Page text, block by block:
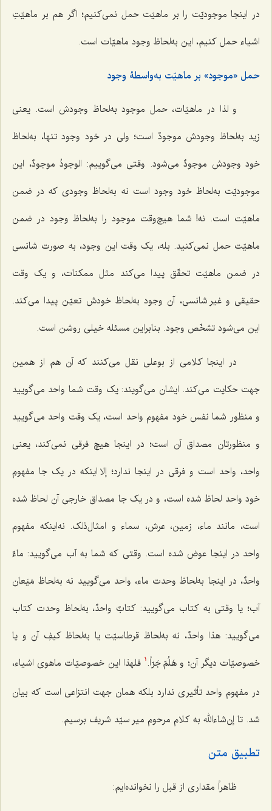
در اینجا موجودیّت را بر ماهیّت حمل نمی‌کنیم؛ اگر هم بر ماهیّتِ
اشیاء حمل کنیم، این به‌لحاظ وجود ماهیّات است.
حمل «موجود» بر ماهیّت به‌واسطۀ وجود
و لذا در ماهیّات، حمل موجود به‌لحاظ وجودش است. یعنی
زید به‌لحاظ وجودش موجودٌ است؛ ولی در خود وجود تنها، به‌لحاظ
خود وجودش موجودٌ می‌شود. وقتی می‌گوییم: الوجودُ موجودٌ، این
موجودیّت به‌لحاظ خود وجود است نه به‌لحاظ وجودی که در ضمن
ماهیّت است. نه! شما هیچ‌وقت موجود را به‌لحاظ وجود در ضمن
ماهیّت حمل نمی‌کنید. بله، یک وقت این وجود، به صورت شانسی
در ضمن ماهیّت تحقّق پیدا می‌کند مثل ممکنات، و یک وقت
حقیقی و غیر شانسی، آن وجود به‌لحاظ خودش تعیّن پیدا می‌کند.
این می‌شود تشخّص وجود. بنابراین مسئله خیلی روشن است.
در اینجا کلامی از بوعلی نقل می‌کنند که آن هم از همین
جهت حکایت می‌کند. ایشان می‌گویند: یک وقت شما واحد می‌گویید
و منظور شما نفس خود مفهوم واحد است، یک وقت واحد می‌گویید
و منظورتان مصداق آن است؛ در اینجا هیچ فرقی نمی‌کند، یعنی
واحد، واحد است و فرقی در اینجا ندارد؛ إلا اینکه در یک جا مفهومِ
خود واحد لحاظ شده است، و در یک جا مصداق خارجی آن لحاظ شده
است، مانند ماء، زمین، عرش، سماء و امثال‌ذلک. نه‌اینکه مفهوم
واحد در اینجا عوض شده است. وقتی که شما به آب می‌گویید: ماءٌ
واحدٌ، در اینجا به‌لحاظ وحدت ماء، واحد می‌گویید نه به‌لحاظ مَیَعان
آب؛ یا وقتی به کتاب می‌گویید: کتابٌ واحدٌ، به‌لحاظ وحدت کتاب
می‌گویید: هذا واحدٌ، نه به‌لحاظ قرطاسیّت یا به‌لحاظ کیفِ آن و یا
خصوصیّات دیگر آن؛ و هَلُمّ جَرّاً. 1 فلهذا این خصوصیّات ماهوی اشیاء،
در مفهوم واحد تأثیری ندارد بلکه همان جهت انتزاعی است که بیان
شد. تا إن‌شاءالله به کلام مرحوم میر سیّد شریف برسیم.
تطبیق متن
ظاهراً مقداری از قبل را نخوانده‌ایم: